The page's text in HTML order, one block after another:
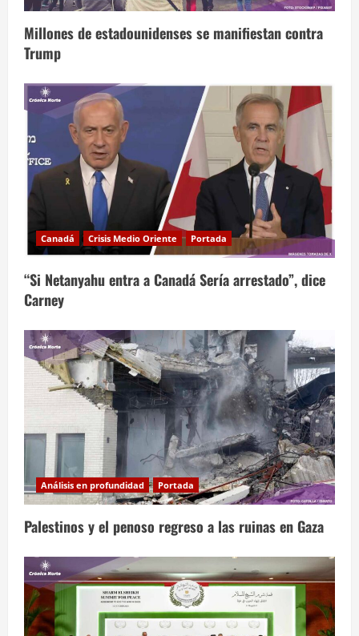
Millones de estadounidenses se manifiestan contra
Trump
Canadá Crisis Medio Oriente Portada
“Si Netanyahu entra a Canadá Sería arrestado”, dice
Carney
Análisis en profundidad Portada
Palestinos y el penoso regreso a las ruinas en Gaza